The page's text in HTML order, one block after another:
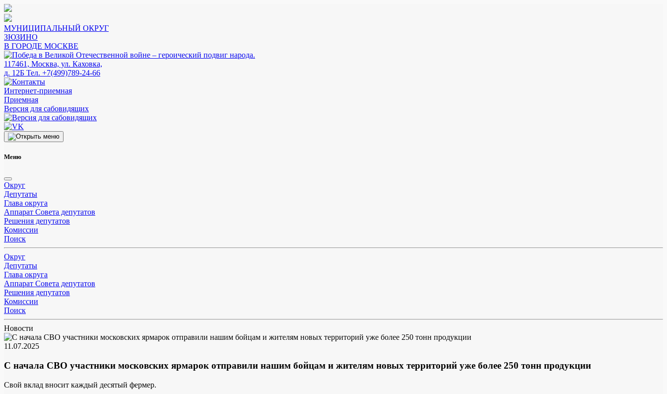
МУНИЦИПАЛЬНЫЙ ОКРУГ
ЗЮЗИНО
В ГОРОДЕ МОСКВЕ
117461, Москва, ул. Каховка,
д. 12Б Тел. +7(499)789-24-66
Интернет-приемная
Приемная
Версия для сабовидящих
Меню
Округ
Депутаты
Глава округа
Аппарат Совета депутатов
Решения депутатов
Комиссии
Поиск
Округ
Депутаты
Глава округа
Аппарат Совета депутатов
Решения депутатов
Комиссии
Поиск
Новости
11.07.2025
С начала СВО участники московских ярмарок отправили нашим бойцам и жителям новых территорий уже более 250 тонн продукции
Свой вклад вносит каждый десятый фермер.